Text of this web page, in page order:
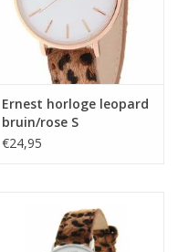
Ernest horloge leopard
bruin/rose S
€24,95